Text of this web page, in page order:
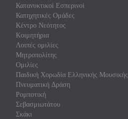
Κατανυκτικοί Εσπερινοί
Κατηχητικές Ομάδες
Κέντρο Νεότητος
Κοιμητήρια
Λοιπές ομιλίες
Μητροπολίτης
Ομιλίες
Παιδική Χορωδία Ελληνικής Μουσικής
Πνευματική Δράση
Ρομποτική
Σεβασμιωτάτου
Σκάκι